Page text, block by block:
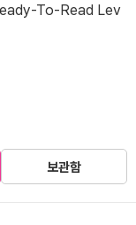
To-Read Lev
보관함